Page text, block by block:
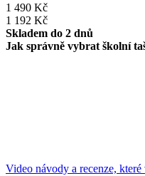
1 490 Kč
1 192 Kč
Skladem do 2 dnů
Jak správně vybrat školní
Video návody a recenze,